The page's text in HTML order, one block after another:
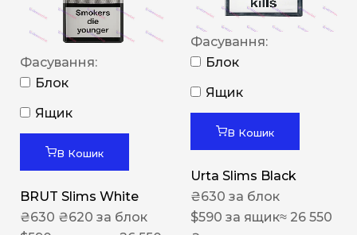
Фасування:
Блок
Ящик
В Кошик
BRUT Slims White
₴630 ₴620 за блок
Фасування:
Блок
Ящик
В Кошик
Urta Slims Black
₴630 за блок
$590 за ящик≈ 26 550